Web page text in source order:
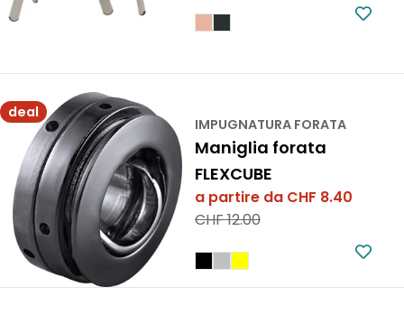
vendita
deal
IMPUGNATURA FORATA
Maniglia forata
FLEXCUBE
Prezzo
vendita
a partire da CHF 8.40
Prezzo
CHF 12.00